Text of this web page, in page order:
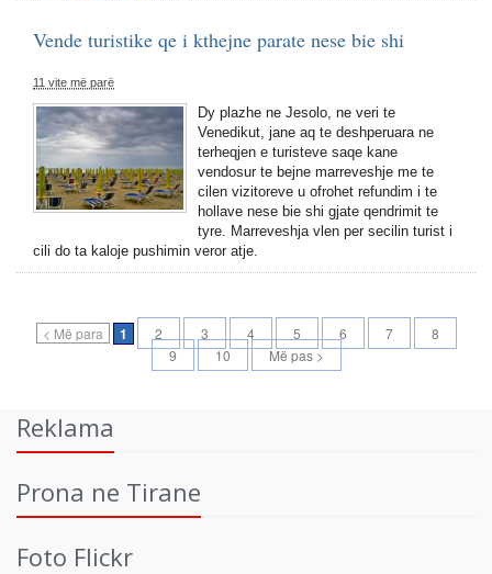
Vende turistike qe i kthejne parate nese bie shi
11 vite më parë
Dy plazhe ne Jesolo, ne veri te
Venedikut, jane aq te deshperuara ne
terheqjen e turisteve saqe kane
vendosur te bejne marreveshje me te
cilen vizitoreve u ofrohet refundim i te
hollave nese bie shi gjate qendrimit te
tyre. Marreveshja vlen per secilin turist i
cili do ta kaloje pushimin veror atje.
< Më para 1 2 3 4 5 6 7
8
9
10 Më pas >
Reklama
Prona ne Tirane
Foto Flickr